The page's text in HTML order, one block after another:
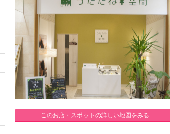
このお店・スポットの詳しい地図をみる